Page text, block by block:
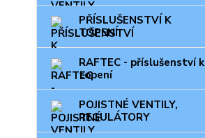
PŘÍSLUŠENSTVÍ K
TOPENÍ
RAFTEC - příslušenství k
topení
POJISTNÉ VENTILY,
REGULÁTORY